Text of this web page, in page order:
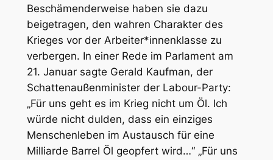
Beschämenderweise haben sie dazu
beigetragen, den wahren Charakter des
Krieges vor der Arbeiter*innenklasse zu
verbergen. In einer Rede im Parlament am
21. Januar sagte Gerald Kaufman, der
Schattenaußenminister der Labour-Party:
„Für uns geht es im Krieg nicht um Öl. Ich
würde nicht dulden, dass ein einziges
Menschenleben im Austausch für eine
Milliarde Barrel Öl geopfert wird…“ „Für uns